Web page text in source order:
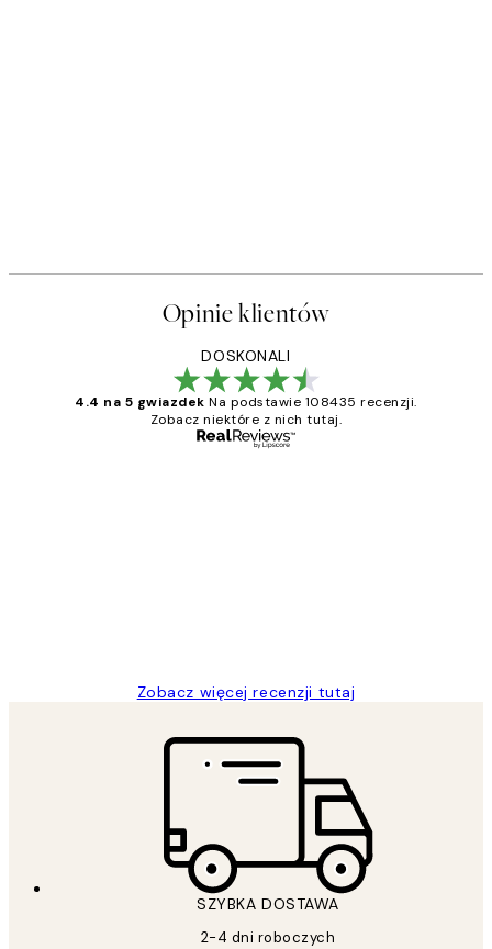
Opinie klientów
DOSKONALI
4.4 na 5 gwiazdek Na podstawie 108435 recenzji.
Zobacz niektóre z nich tutaj.
Zobacz więcej recenzji tutaj
SZYBKA DOSTAWA
2-4 dni roboczych